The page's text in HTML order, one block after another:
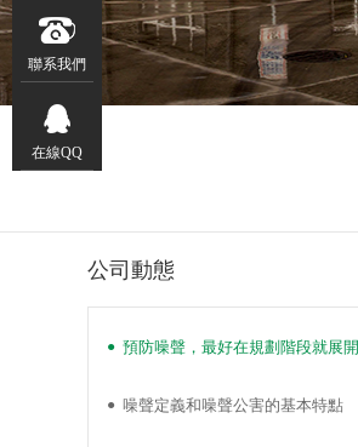
公司動態
● 預防噪聲，最好在規劃階段就展開
● 噪聲定義和噪聲公害的基本特點
聯系我們
在線QQ